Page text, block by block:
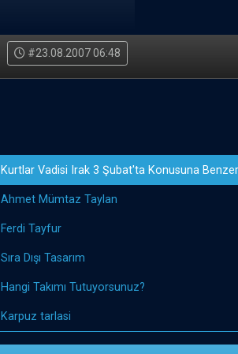
#23.08.2007 06:48
Kurtlar Vadisi Irak 3 Şubat'ta Konusuna
Ahmet Mümtaz Taylan
Ferdi Tayfur
Sıra Dışı Tasarım
Hangi Takımı Tutuyorsunuz?
Karpuz tarlasi